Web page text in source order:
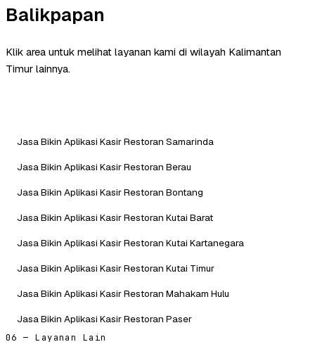
Balikpapan
Klik area untuk melihat layanan kami di wilayah Kalimantan
Timur lainnya.
Jasa Bikin Aplikasi Kasir Restoran Samarinda
Jasa Bikin Aplikasi Kasir Restoran Berau
Jasa Bikin Aplikasi Kasir Restoran Bontang
Jasa Bikin Aplikasi Kasir Restoran Kutai Barat
Jasa Bikin Aplikasi Kasir Restoran Kutai Kartanegara
Jasa Bikin Aplikasi Kasir Restoran Kutai Timur
Jasa Bikin Aplikasi Kasir Restoran Mahakam Hulu
Jasa Bikin Aplikasi Kasir Restoran Paser
06 — Layanan Lain